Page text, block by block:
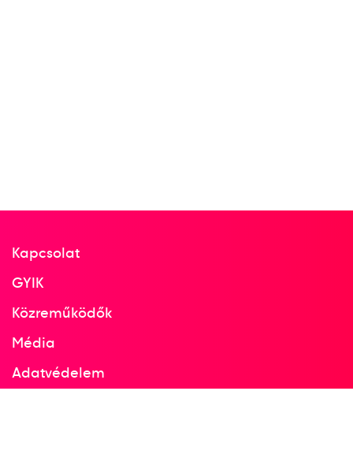
Kapcsolat
GYIK
Közreműködők
Média
Adatvédelem